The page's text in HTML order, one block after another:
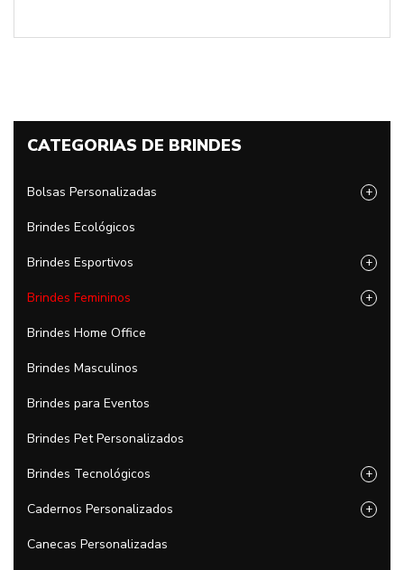
CATEGORIAS DE BRINDES
Bolsas Personalizadas +
Brindes Ecológicos
Brindes Esportivos +
Brindes Femininos +
Brindes Home Office
Brindes Masculinos
Brindes para Eventos
Brindes Pet Personalizados
Brindes Tecnológicos +
Cadernos Personalizados +
Canecas Personalizadas